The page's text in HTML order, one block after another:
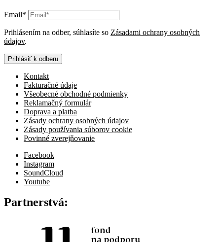
Email*
Prihlásením na odber, súhlasíte so Zásadami ochrany osobných
údajov.
Prihlásiť k odberu
Kontakt
Fakturačné údaje
Všeobecné obchodné podmienky
Reklamačný formulár
Doprava a platba
Zásady ochrany osobných údajov
Zásady používania súborov cookie
Povinné zverejňovanie
Facebook
Instagram
SoundCloud
Youtube
Partnerstvá: